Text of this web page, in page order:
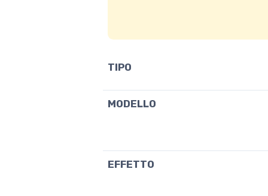
TIPO
MODELLO
EFFETTO